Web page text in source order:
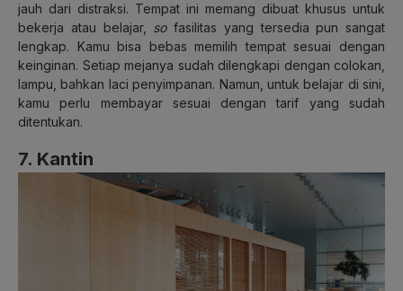
jauh dari distraksi. Tempat ini memang dibuat khusus untuk
bekerja atau belajar, sofasilitas yang tersedia pun sangat
lengkap. Kamu bisa bebas memilih tempat sesuai dengan
keinginan. Setiap mejanya sudah dilengkapi dengan colokan,
lampu, bahkan laci penyimpanan. Namun, untuk belajar di sini,
kamu perlu membayar sesuai dengan tarif yang sudah
ditentukan.
7. Kantin